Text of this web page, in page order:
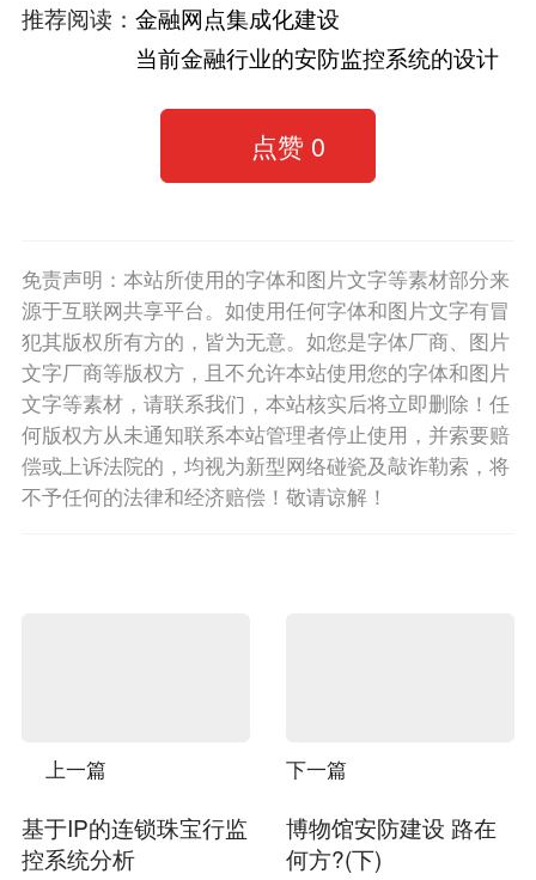
推荐阅读： 金融网点集成化建设
当前金融行业的安防监控系统的设计
点赞 0
免责声明：本站所使用的字体和图片文字等素材部分来
源于互联网共享平台。如使用任何字体和图片文字有冒
犯其版权所有方的，皆为无意。如您是字体厂商、图片
文字厂商等版权方，且不允许本站使用您的字体和图片
文字等素材，请联系我们，本站核实后将立即删除！任
何版权方从未通知联系本站管理者停止使用，并索要赔
偿或上诉法院的，均视为新型网络碰瓷及敲诈勒索，将
不予任何的法律和经济赔偿！敬请谅解！
上一篇
基于IP的连锁珠宝行监
控系统分析
下一篇
博物馆安防建设 路在
何方?(下)